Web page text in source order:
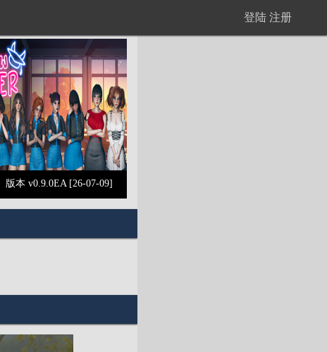
登陆 注册
版本 v0.9.0EA [26-07-09]